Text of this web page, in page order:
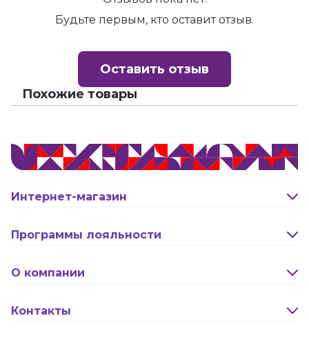
Будьте первым, кто оставит отзыв.
Оставить отзыв
Похожие товары
Интернет-магазин
Программы лояльности
Правила программы лояльности "Родина"
О компании
Контакты